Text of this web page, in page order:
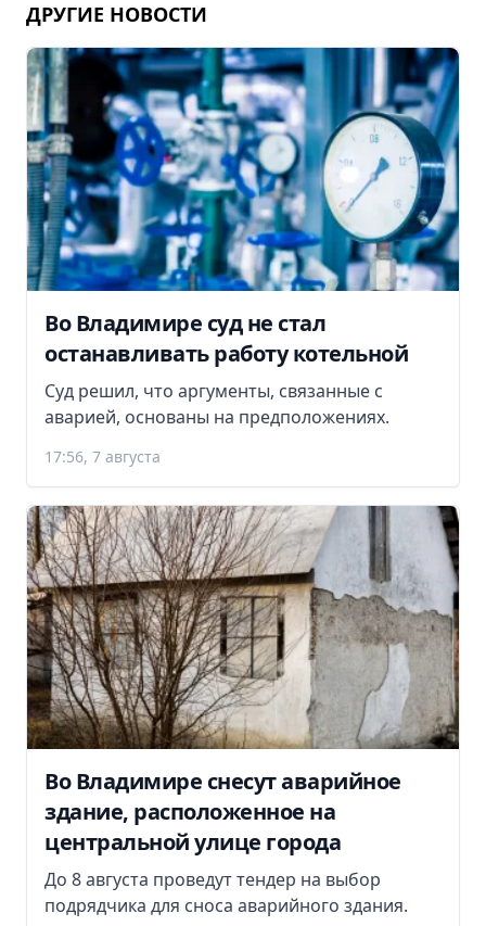
ДРУГИЕ НОВОСТИ
Во Владимире суд не стал
останавливать работу котельной
Суд решил, что аргументы, связанные с
аварией, основаны на предположениях.
17:56, 7 августа
Во Владимире снесут аварийное
здание, расположенное на
центральной улице города
До 8 августа проведут тендер на выбор
подрядчика для сноса аварийного здания.